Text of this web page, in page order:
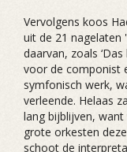
Vervolgens koos
uit de 21 nagelaten
daarvan, zoals
voor de componist
symfonisch werk,
verleende. Helaas
lang bijblijven,
grote orkesten
schoot de